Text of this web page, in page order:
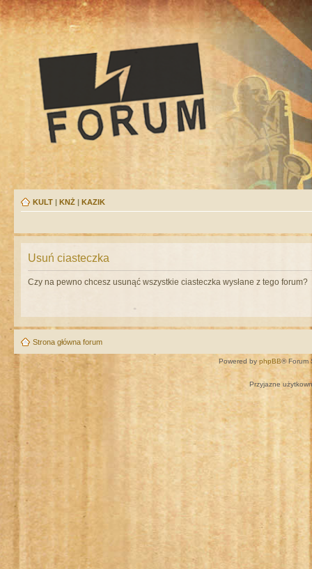
KULT | KNŻ | KAZIK
Usuń ciasteczka
Czy na pewno chcesz usunąć wszystkie ciasteczka wysłane z tego forum?
Strona główna forum
Powered by phpBB® Forum
Przyjazne